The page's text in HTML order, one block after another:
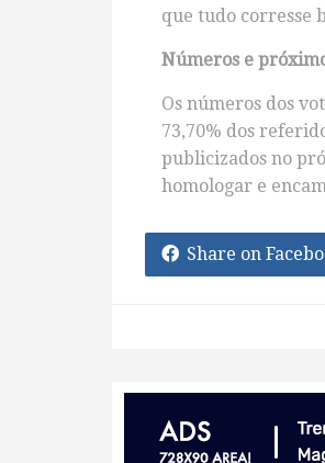
que tudo corresse
Números e
Os números dos
73,70% dos
publicizados no
homologar e
Share on